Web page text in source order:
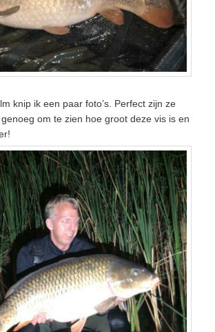
knip ik een paar foto’s. Perfect zijn ze
om te zien hoe groot deze vis is en